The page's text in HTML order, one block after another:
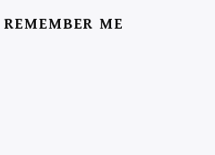
REMEMBER ME